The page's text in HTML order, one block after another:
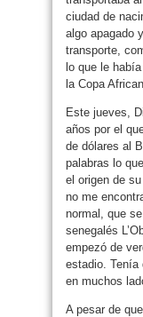
ciudad de
algo apagado
transporte,
lo que le
la Copa
Este jueves,
años por el
de dólares al
palabras lo
el origen de
no me
normal, que
senegalés
empezó de
estadio. Tenía
en muchos
A pesar de